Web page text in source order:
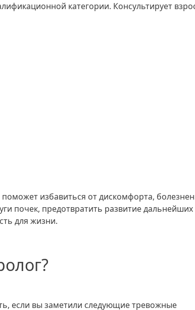
категории. Консультирует
избавиться от дискомфорта,
почек, предотвратить развитие дальнейших
для жизни.
если вы заметили следующие тревожные